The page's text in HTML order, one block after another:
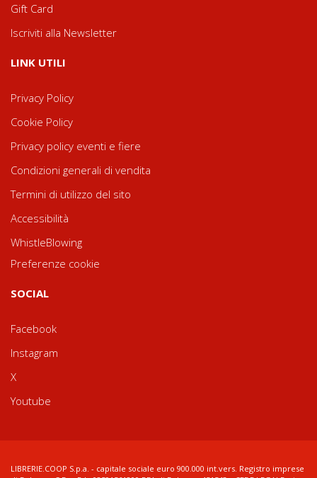
Gift Card
Iscriviti alla Newsletter
LINK UTILI
Privacy Policy
Cookie Policy
Privacy policy eventi e fiere
Condizioni generali di vendita
Termini di utilizzo del sito
Accessibilità
WhistleBlowing
Preferenze cookie
SOCIAL
Facebook
Instagram
X
Youtube
LIBRERIE.COOP S.p.a. - capitale sociale euro 900.000 int.vers. Registro imprese